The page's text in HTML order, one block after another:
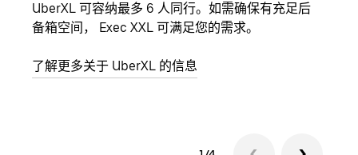
UberXL 可容纳最多 6 人同行。如需确保有充足后
备箱空间， Exec XXL 可满足您的需求。
了解更多关于 UberXL 的信息